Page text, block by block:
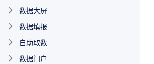
数据大屏
数据填报
自助取数
数据门户